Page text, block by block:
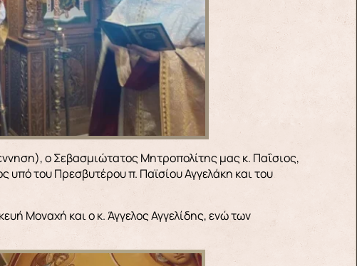
υπό του Πρεσβυτέρου π. Παϊσίου Αγγελάκη και του
Μοναχή και ο κ. Άγγελος Αγγελίδης, ενώ των